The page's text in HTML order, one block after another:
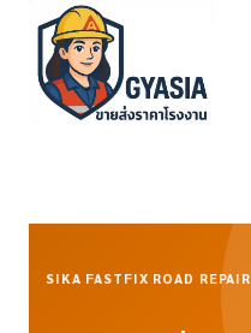
content
SIKA FASTFIX ROAD REPAIR